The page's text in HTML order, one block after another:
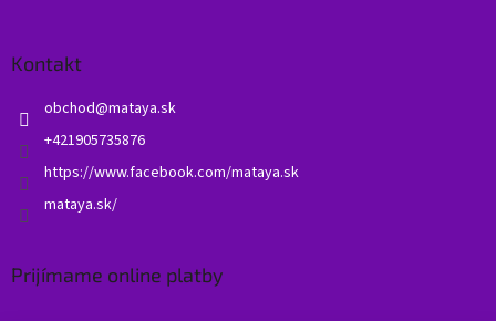
Kontakt
obchod@mataya.sk
+421905735876
https://www.facebook.com/mataya.sk
mataya.sk/
Prijímame online platby